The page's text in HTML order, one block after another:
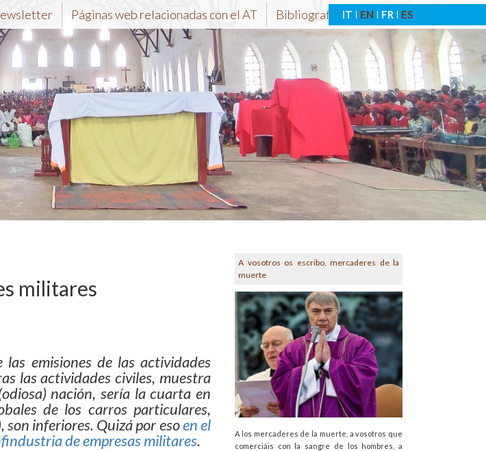
Páginas web relacionadas con el AT Bibliografía-At
IT EN FR ES
militares
emisiones de las actividades
las actividades civiles, muestra
nación, sería la cuarta en
de los carros particulares,
inferiores. Quizá por esoen el
de empresas militares.
A vosotros os escribo, mercaderes de la
muerte
A los mercaderes de la muerte, a vosotros que
comerciáis con la sangre de los hombres, a